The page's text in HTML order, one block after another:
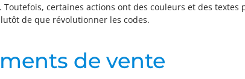
certaines actions ont des couleurs et des
de que révolutionner les codes.
de vente